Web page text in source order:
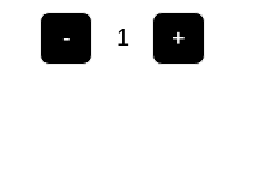
Quantity
- +